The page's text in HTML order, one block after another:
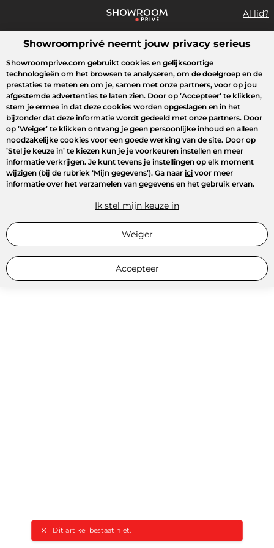
Al lid?
Wat zoek je?
Dit artikel bestaat niet.
Overzicht sales Sport Fashion Kids Beauty
Showroomprivé neemt jouw privacy serieus
Showroomprive.com gebruikt cookies en gelijksoortige
technologieën om het browsen te analyseren, om de doelgroep en de
prestaties te meten en om je, samen met onze partners, voor op jou
afgestemde advertenties te laten zien. Door op ’Accepteer’ te klikken,
stem je ermee in dat deze cookies worden opgeslagen en in het
bijzonder dat deze informatie wordt gedeeld met onze partners. Door
op ’Weiger’ te klikken ontvang je geen persoonlijke inhoud en alleen
noodzakelijke cookies voor een goede werking van de site. Door op
’Stel je keuze in’ te kiezen kun je je voorkeuren instellen en meer
informatie verkrijgen. Je kunt tevens je instellingen op elk moment
wijzigen (bij de rubriek ‘Mijn gegevens’). Ga naar ici voor meer
informatie over het verzamelen van gegevens en het gebruik ervan.
Ik stel mijn keuze in
Weiger
Accepteer